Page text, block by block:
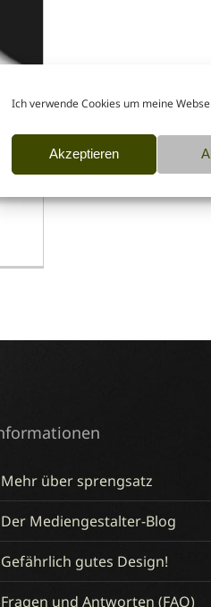
Ich verwende Cookies um meine
Akzeptieren
Mehr über sprengsatz
Der Mediengestalter-Blog
Gefährlich gutes Design!
Fragen und Antworten (FAQ)